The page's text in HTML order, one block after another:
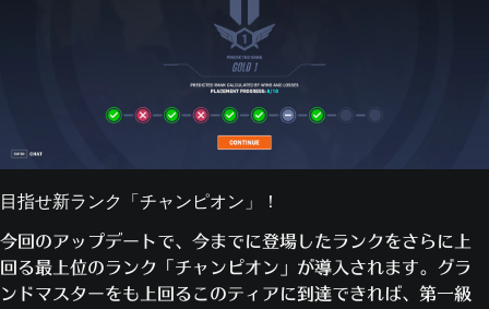
目指せ新ランク「チャンピオン」！
今回のアップデートで、今までに登場したランクをさらに上
回る最上位のランク「チャンピオン」が導入されます。グラ
ンドマスターをも上回るこのティアに到達できれば、第一級